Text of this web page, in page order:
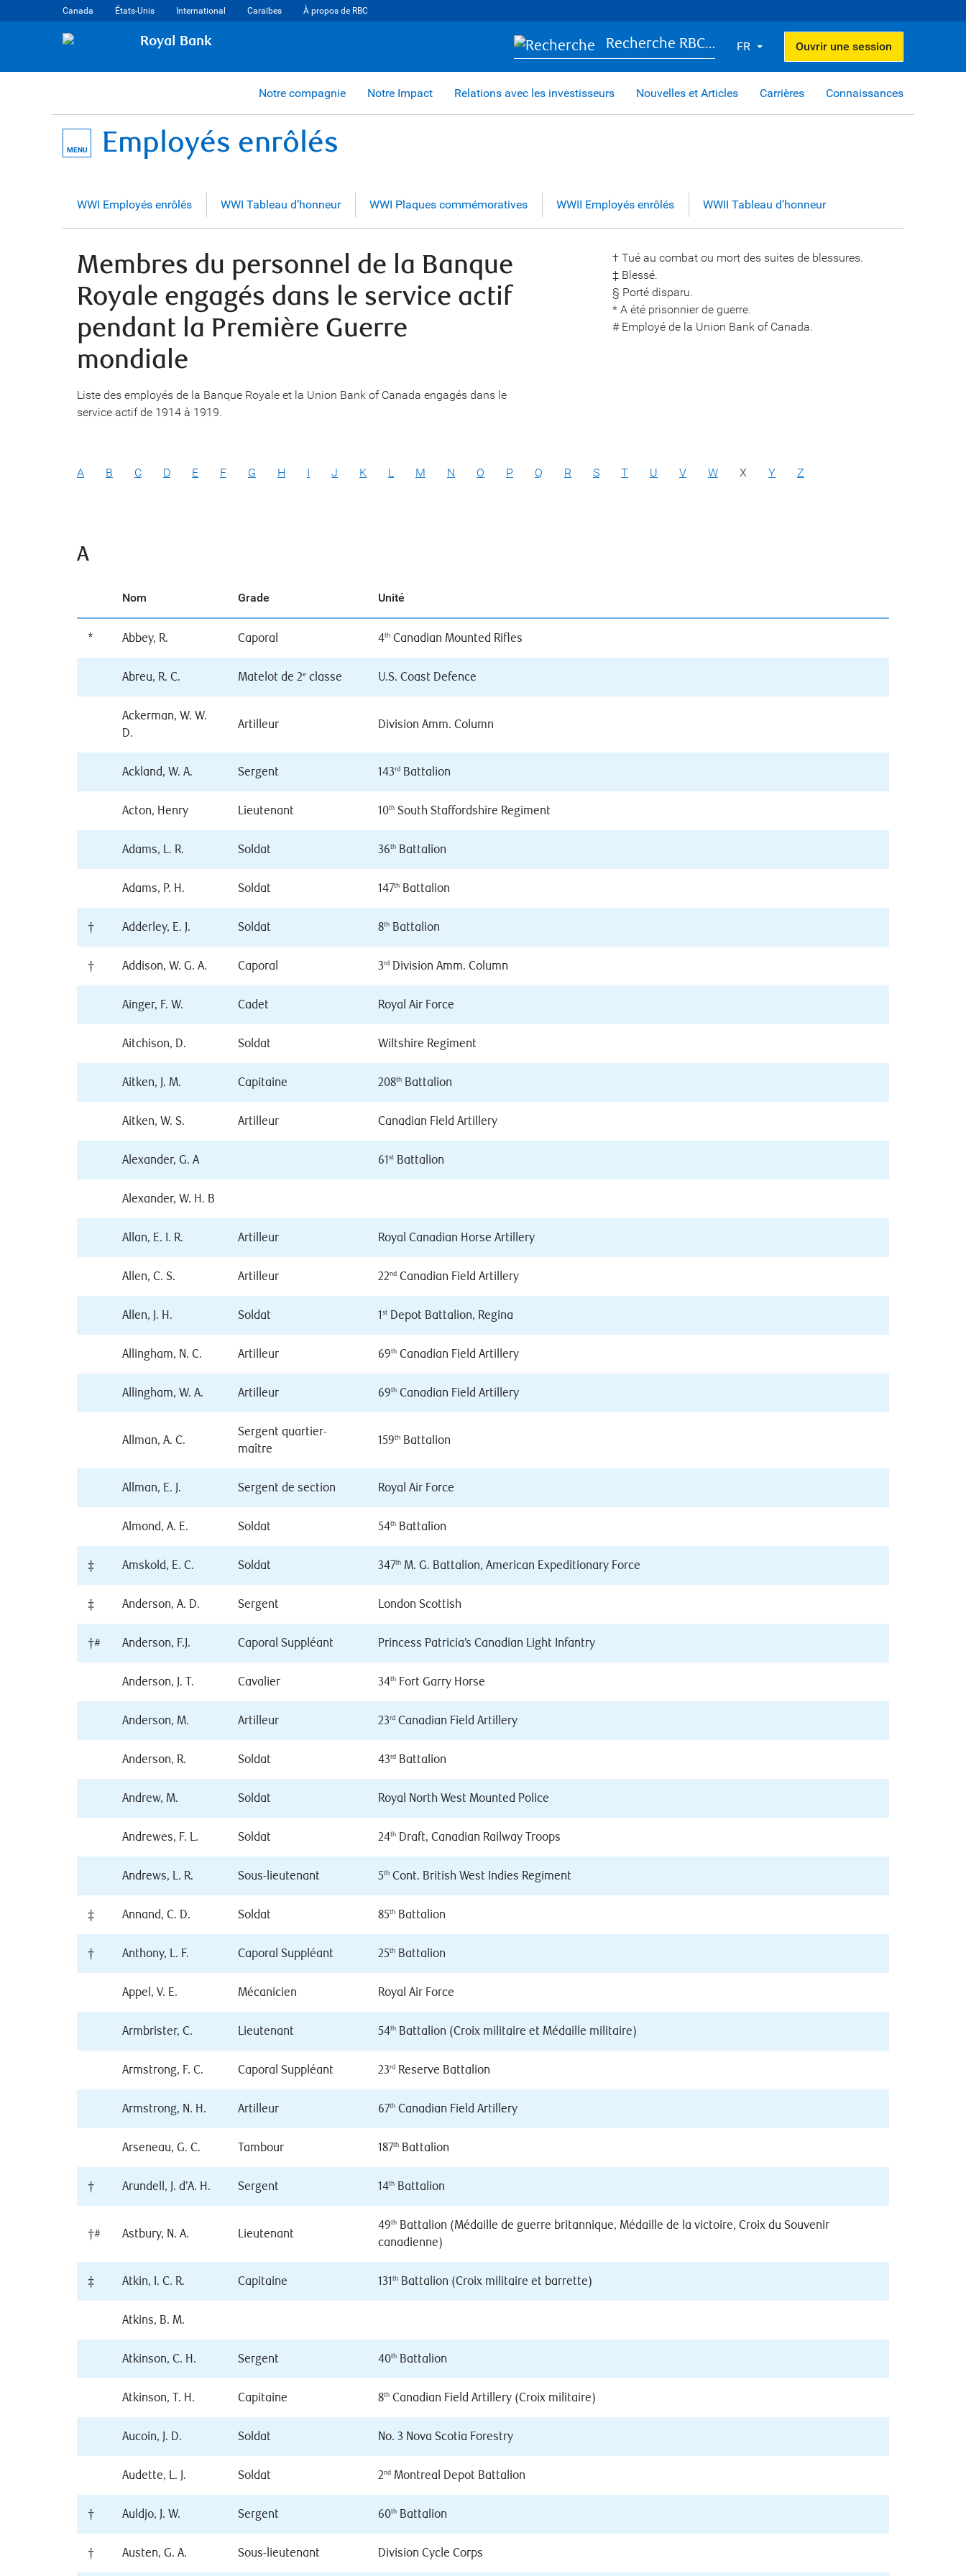
Canada États-Unis International Caraïbes À propos de RBC
Royal Bank Recherche RBC… FR Ouvrir une session
Notre compagnie Notre Impact Relations avec les investisseurs Nouvelles et Articles Carrières Connaissances
MENU Employés enrôlés
WWI Employés enrôlés WWI Tableau d’honneur WWI Plaques commémoratives WWII Employés enrôlés WWII Tableau d’honneur
Membres du personnel de la Banque
Royale engagés dans le service actif
pendant la Première Guerre
mondiale
Liste des employés de la Banque Royale et la Union Bank of Canada engagés dans le
service actif de 1914 à 1919.
† Tué au combat ou mort des suites de blessures.
‡ Blessé.
§ Porté disparu.
* A été prisonnier de guerre.
# Employé de la Union Bank of Canada.
A B C D E F G H I J K L M N O P Q R S T U V W X Y Z
A
Nom Grade Unité
* Abbey, R. Caporal 4th Canadian Mounted Rifles
Abreu, R. C. Matelot de 2e classe U.S. Coast Defence
Ackerman, W. W.
D.
Artilleur Division Amm. Column
Ackland, W. A. Sergent 143rd Battalion
Acton, Henry Lieutenant 10th South Staffordshire Regiment
Adams, L. R. Soldat 36th Battalion
Adams, P. H. Soldat 147th Battalion
† Adderley, E. J. Soldat 8th Battalion
† Addison, W. G. A. Caporal 3rd Division Amm. Column
Ainger, F. W. Cadet Royal Air Force
Aitchison, D. Soldat Wiltshire Regiment
Aitken, J. M. Capitaine 208th Battalion
Aitken, W. S. Artilleur Canadian Field Artillery
Alexander, G. A 61st Battalion
Alexander, W. H. B
Allan, E. I. R. Artilleur Royal Canadian Horse Artillery
Allen, C. S. Artilleur 22nd Canadian Field Artillery
Allen, J. H. Soldat 1st Depot Battalion, Regina
Allingham, N. C. Artilleur 69th Canadian Field Artillery
Allingham, W. A. Artilleur 69th Canadian Field Artillery
Allman, A. C.
Sergent quartier-
maître
159th Battalion
Allman, E. J. Sergent de section Royal Air Force
Almond, A. E. Soldat 54th Battalion
‡ Amskold, E. C. Soldat 347th M. G. Battalion, American Expeditionary Force
‡ Anderson, A. D. Sergent London Scottish
†# Anderson, F.J. Caporal Suppléant Princess Patricia’s Canadian Light Infantry
Anderson, J. T. Cavalier 34th Fort Garry Horse
Anderson, M. Artilleur 23rd Canadian Field Artillery
Anderson, R. Soldat 43rd Battalion
Andrew, M. Soldat Royal North West Mounted Police
Andrewes, F. L. Soldat 24th Draft, Canadian Railway Troops
Andrews, L. R. Sous-lieutenant 5th Cont. British West Indies Regiment
‡ Annand, C. D. Soldat 85th Battalion
† Anthony, L. F. Caporal Suppléant 25th Battalion
Appel, V. E. Mécanicien Royal Air Force
Armbrister, C. Lieutenant 54th Battalion (Croix militaire et Médaille militaire)
Armstrong, F. C. Caporal Suppléant 23rd Reserve Battalion
Armstrong, N. H. Artilleur 67th Canadian Field Artillery
Arseneau, G. C. Tambour 187th Battalion
† Arundell, J. d’A. H. Sergent 14th Battalion
†# Astbury, N. A. Lieutenant
49th Battalion (Médaille de guerre britannique, Médaille de la victoire, Croix du Souvenir
canadienne)
‡ Atkin, I. C. R. Capitaine 131th Battalion (Croix militaire et barrette)
Atkins, B. M.
Atkinson, C. H. Sergent 40th Battalion
Atkinson, T. H. Capitaine 8th Canadian Field Artillery (Croix militaire)
Aucoin, J. D. Soldat No. 3 Nova Scotia Forestry
Audette, L. J. Soldat 2nd Montreal Depot Battalion
† Auldjo, J. W. Sergent 60th Battalion
† Austen, G. A. Sous-lieutenant Division Cycle Corps